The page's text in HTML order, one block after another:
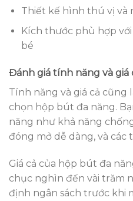
Thiết kế hình thú vị và
Kích thước phù hợp
bé
Đánh giá tính năng và giá
Tính năng và giá cả
chọn hộp bút đa năng.
năng như khả năng
đóng mở dễ dàng, và các
Giá cả của hộp bút đa
chục nghìn đến vài trăm
định ngân sách trước khi